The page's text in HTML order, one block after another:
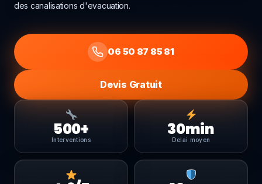
des canalisations d'evacuation.
06 50 87 85 81
Devis Gratuit
500+
Interventions
30min
Delai moyen